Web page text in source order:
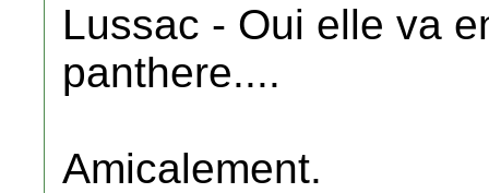
Lussac - Oui elle va
panthere....
Amicalement.